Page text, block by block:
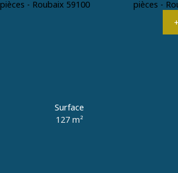
+33 3 20 89
Surface
127 m²